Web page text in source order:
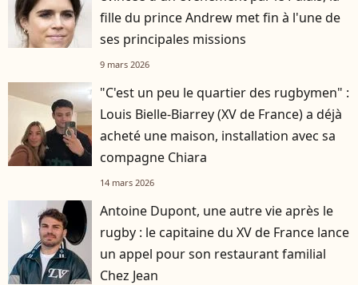
fille du prince Andrew met fin à l'une de
ses principales missions
9 mars 2026
"C'est un peu le quartier des rugbymen" :
Louis Bielle-Biarrey (XV de France) a déjà
acheté une maison, installation avec sa
compagne Chiara
14 mars 2026
Antoine Dupont, une autre vie après le
rugby : le capitaine du XV de France lance
un appel pour son restaurant familial
Chez Jean